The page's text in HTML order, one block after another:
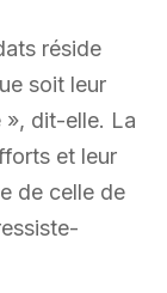
réside
soit leur
», dit-elle. La
et leur
de celle de